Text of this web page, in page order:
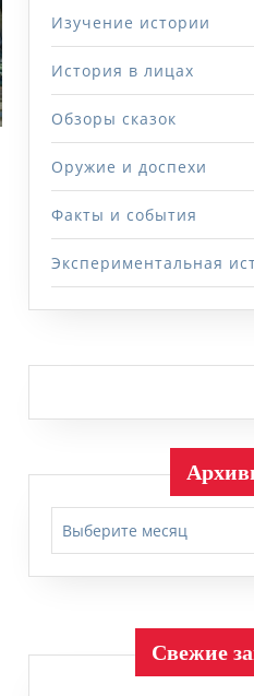
Изучение истории
История в лицах
Обзоры сказок
Оружие и доспехи
Факты и события
Экспериментальная
Свежие